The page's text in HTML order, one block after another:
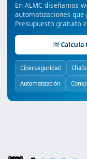
En ALMC diseñamos
automatizaciones
Presupuesto gratuito
Calcula
Ciberseguridad
Automatización